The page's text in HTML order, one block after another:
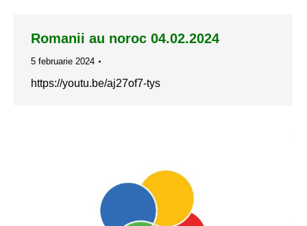
Romanii au noroc 04.02.2024
5 februarie 2024
https://youtu.be/aj27of7-tys